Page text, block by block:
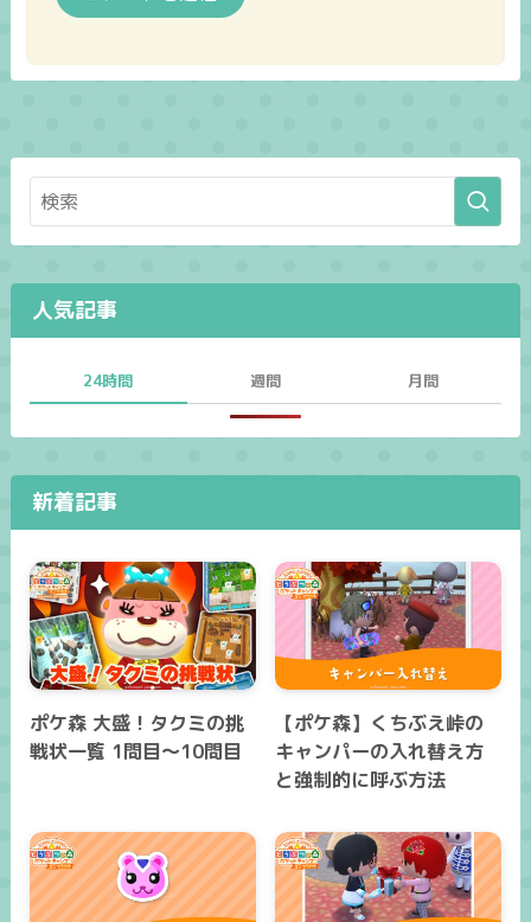
人気記事
24時間 週間 月間
新着記事
ポケ森 大盛！タクミの挑
戦状一覧 1問目～10問目
【ポケ森】くちぶえ峠の
キャンパーの入れ替え方
と強制的に呼ぶ方法